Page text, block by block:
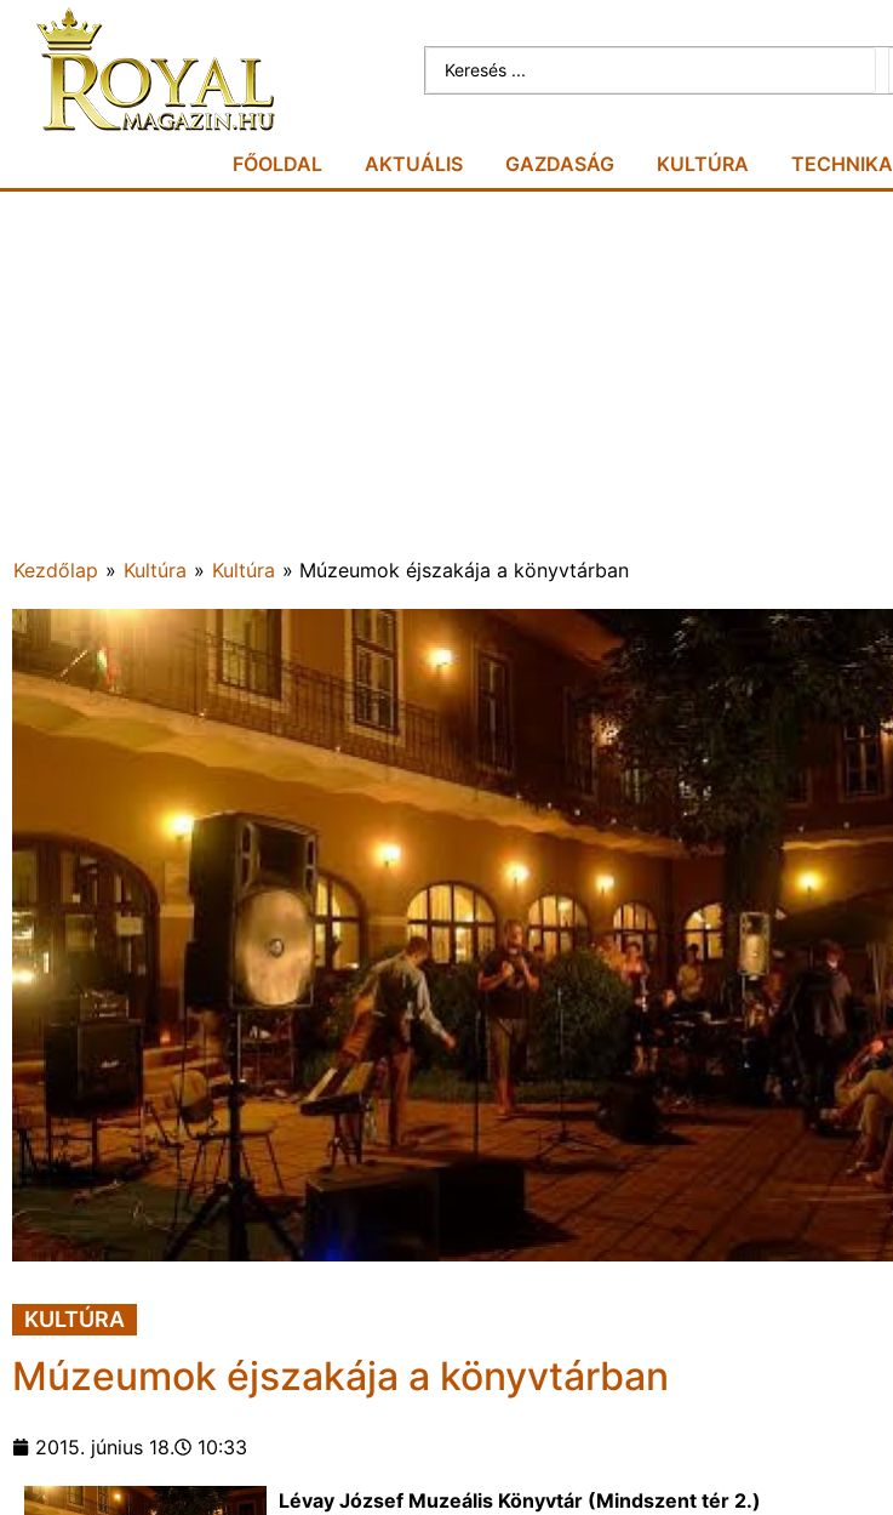
FŐOLDAL AKTUÁLIS GAZDASÁG KULTÚRA TECHNIKA
Kezdőlap » Kultúra » Kultúra » Múzeumok éjszakája a könyvtárban
KULTÚRA
Múzeumok éjszakája a könyvtárban
2015. június 18. 10:33
Lévay József Muzeális Könyvtár (Mindszent tér 2.)